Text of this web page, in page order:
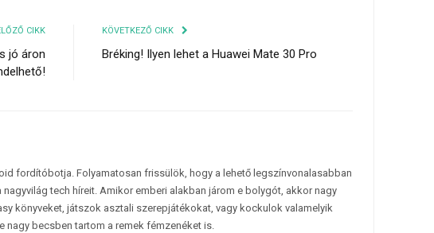
CIKK
jó áron
KÖVETKEZŐ CIKK
Bréking! Ilyen lehet a Huawei Mate 30 Pro
fordítóbotja. Folyamatosan frissülök, hogy a lehető legszínvonalasabban
tech híreit. Amikor emberi alakban járom e bolygót, akkor nagy
könyveket, játszok asztali szerepjátékokat, vagy kockulok valamelyik
nagy becsben tartom a remek fémzenéket is.